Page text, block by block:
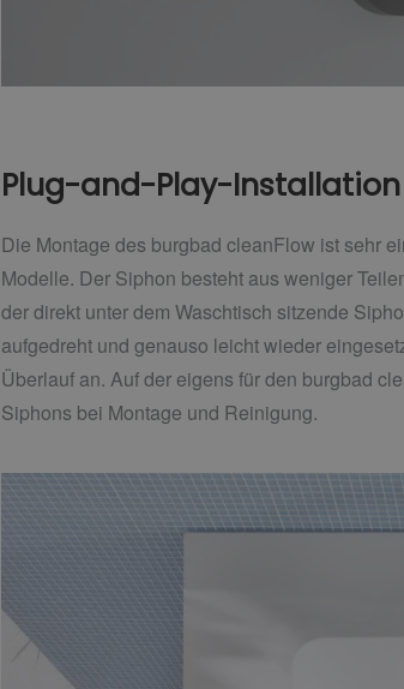
Plug-and-Play-Installation
Die Montage des burgbad cleanFlow ist sehr
Modelle. Der Siphon besteht aus weniger
der direkt unter dem Waschtisch sitzende
aufgedreht und genauso leicht wieder
Überlauf an. Auf der eigens für den burgbad
Siphons bei Montage und Reinigung.